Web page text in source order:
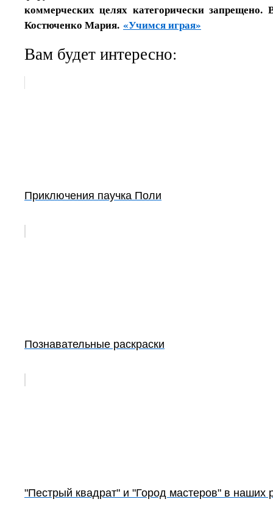
коммерческих целях категорически
Костюченко Мария. «Учимся играя»
Вам будет интересно:
Приключения паучка Поли
Познавательные раскраски
"Пестрый квадрат" и "Город мастеров" в наших